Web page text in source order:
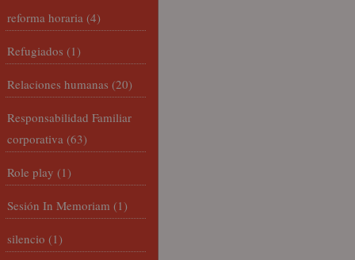
reforma horaria (4)
Refugiados (1)
Relaciones humanas (20)
Responsabilidad Familiar
corporativa (63)
Role play (1)
Sesión In Memoriam (1)
silencio (1)